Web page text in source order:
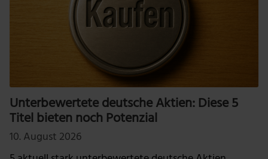
Unterbewertete deutsche Aktien: Diese 5
Titel bieten noch Potenzial
10. August 2026